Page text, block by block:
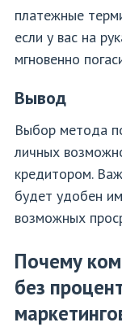
платежные
если у вас на
мгновенно
Вывод
Выбор метода
личных
кредитором.
будет удобен
возможных
Почему
без